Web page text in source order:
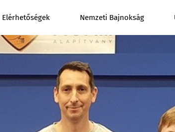
Elérhetőségek Nemzeti Bajnokság